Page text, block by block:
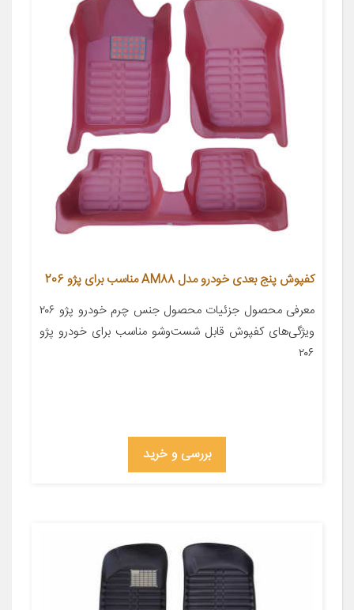
کفپوش پنج بعدی خودرو مدل AM88 مناسب برای پژو 206
معرفی محصول جزئیات محصول جنس چرم خودرو پژو ۲۰۶
ویژگی‌های کفپوش قابل شست‌وشو مناسب برای خودرو پژو
۲۰۶
بررسی و خرید